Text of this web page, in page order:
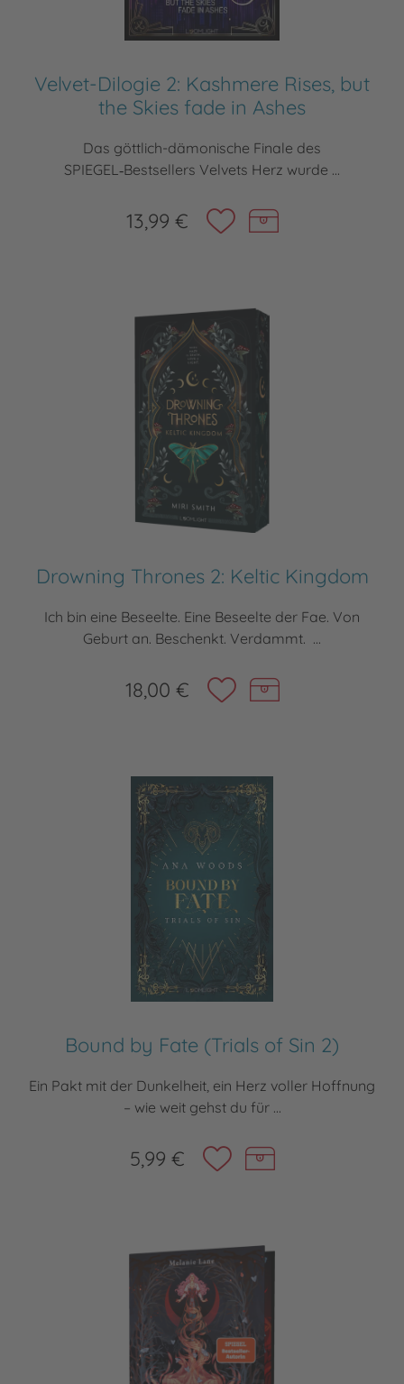
Velvet-Dilogie 2: Kashmere Rises, but
the Skies fade in Ashes
Das göttlich-dämonische Finale des
SPIEGEL‑Bestsellers Velvets Herz wurde ...
13,99 €
Drowning Thrones 2: Keltic Kingdom
Ich bin eine Beseelte. Eine Beseelte der Fae. Von
Geburt an. Beschenkt. Verdammt. ...
18,00 €
Bound by Fate (Trials of Sin 2)
Ein Pakt mit der Dunkelheit, ein Herz voller Hoffnung
– wie weit gehst du für ...
5,99 €